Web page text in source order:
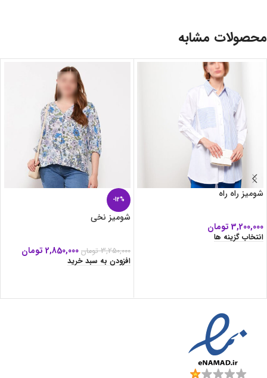
محصولات مشابه
شومیز راه راه
3,200,000 تومان
انتخاب گزینه ها
-12%
شومیز نخی
3,250,000 تومان 2,850,000 تومان
افزودن به سبد خرید